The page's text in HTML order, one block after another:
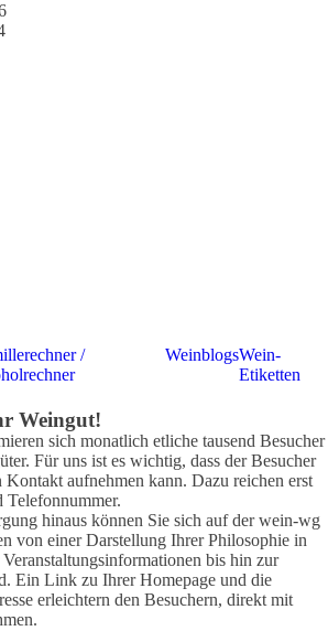
/
WeinblogsWein-
Etiketten
Weingut!
sich monatlich etliche tausend Besucher
Für uns ist es wichtig, dass der Besucher
aufnehmen kann. Dazu reichen erst
Telefonnummer.
hinaus können Sie sich auf der wein-wg
von einer Darstellung Ihrer Philosophie in
bis hin zur
Ein Link zu Ihrer Homepage und die
erleichtern den Besuchern, direkt mit